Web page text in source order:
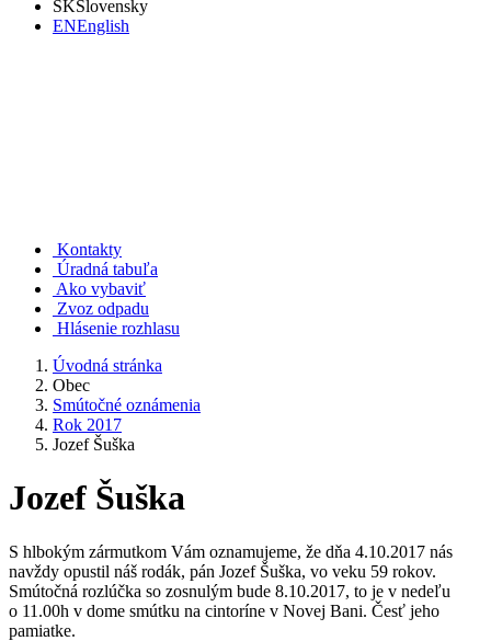
SKSlovensky
ENEnglish
Kontakty
Úradná tabuľa
Ako vybaviť
Zvoz odpadu
Hlásenie rozhlasu
Úvodná stránka
Obec
Smútočné oznámenia
Rok 2017
Jozef Šuška
Jozef Šuška
S hlbokým zármutkom Vám oznamujeme, že dňa 4.10.2017 nás
navždy opustil náš rodák, pán Jozef Šuška, vo veku 59 rokov.
Smútočná rozlúčka so zosnulým bude 8.10.2017, to je v nedeľu
o 11.00h v dome smútku na cintoríne v Novej Bani. Česť jeho
pamiatke.